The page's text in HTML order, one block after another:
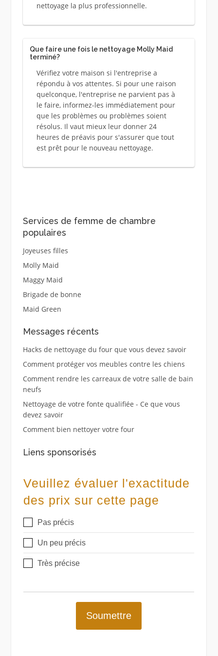
nettoyage la plus professionnelle.
Que faire une fois le nettoyage Molly Maid
terminé?
Vérifiez votre maison si l'entreprise a
répondu à vos attentes. Si pour une raison
quelconque, l'entreprise ne parvient pas à
le faire, informez-les immédiatement pour
que les problèmes ou problèmes soient
résolus. Il vaut mieux leur donner 24
heures de préavis pour s'assurer que tout
est prêt pour le nouveau nettoyage.
Services de femme de chambre
populaires
Joyeuses filles
Molly Maid
Maggy Maid
Brigade de bonne
Maid Green
Messages récents
Hacks de nettoyage du four que vous devez savoir
Comment protéger vos meubles contre les chiens
Comment rendre les carreaux de votre salle de bain
neufs
Nettoyage de votre fonte qualifiée - Ce que vous
devez savoir
Comment bien nettoyer votre four
Liens sponsorisés
Veuillez évaluer l'exactitude
des prix sur cette page
Pas précis
Un peu précis
Très précise
Soumettre